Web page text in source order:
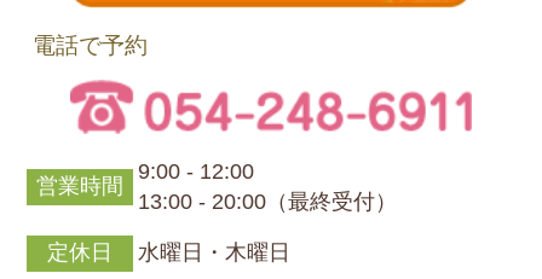
電話で予約
営業時間
9:00 - 12:00
13:00 - 20:00（最終受付）
定休日 水曜日・木曜日